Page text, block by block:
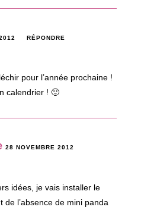
RÉPONDRE
pour l’année prochaine !
calendrier ! 🙂
28 NOVEMBRE 2012
idées, je vais installer le
l’absence de mini panda